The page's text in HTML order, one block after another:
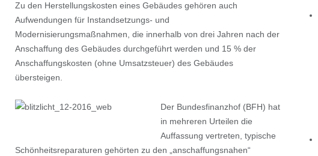
Zu den Herstellungskosten eines Gebäudes gehören auch
Aufwendungen für Instandsetzungs- und
Modernisierungsmaßnahmen, die innerhalb von drei Jahren nach der
Anschaffung des Gebäudes durchgeführt werden und 15 % der
Anschaffungskosten (ohne Umsatzsteuer) des Gebäudes
übersteigen.
Der Bundesfinanzhof (BFH) hat
in mehreren Urteilen die
Auffassung vertreten, typische
Schönheitsreparaturen gehörten zu den „anschaffungsnahen“